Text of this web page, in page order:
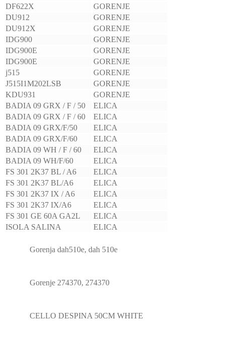
DF622X
GORENJE
DU912
GORENJE
DU912X
GORENJE
IDG900
GORENJE
IDG900E
GORENJE
IDG900E
GORENJE
j515
GORENJE
J515I1M202LSB
GORENJE
KDU931
GORENJE
BADIA 09 GRX / F / 50
ELICA
BADIA 09 GRX / F / 60
ELICA
BADIA 09 GRX/F/50
ELICA
BADIA 09 GRX/F/60
ELICA
BADIA 09 WH / F / 60
ELICA
BADIA 09 WH/F/60
ELICA
FS 301 2K37 BL / A6
ELICA
FS 301 2K37 BL/A6
ELICA
FS 301 2K37 IX / A6
ELICA
FS 301 2K37 IX/A6
ELICA
FS 301 GE 60A GA2L
ELICA
ISOLA SALINA
ELICA
Gorenja dah510e, dah 510e
Gorenje 274370, 274370
CELLO DESPINA 50CM WHITE